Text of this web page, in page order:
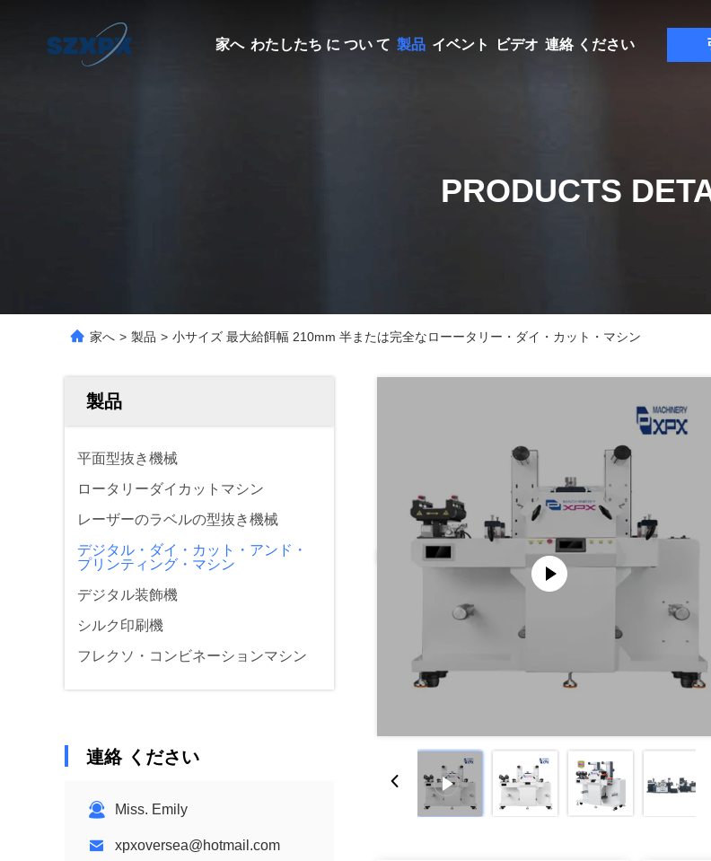
家へ わたしたち に つい て 製品 イベント ビデオ 連絡 ください
PRODUCTS
家へ > 製品 > 小サイズ 最大給餌幅 210mm 半または完全なローータリー・ダイ・カット・マシン
製品
平面型抜き機械
ロータリーダイカットマシン
レーザーのラベルの型抜き機械
デジタル・ダイ・カット・アンド・
プリンティング・マシン
デジタル装飾機
シルク印刷機
フレクソ・コンビネーションマシン
連絡 ください
Miss. Emily
xpxoversea@hotmail.com